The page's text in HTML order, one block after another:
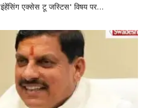
एक्सेस टू जस्टिस' विषय पर…